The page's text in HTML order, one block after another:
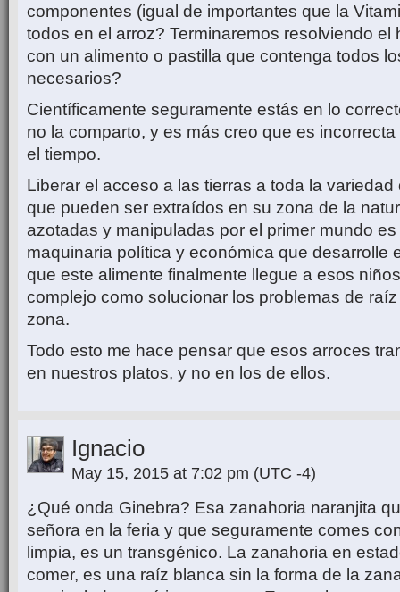
componentes (igual de importantes que la
todos en el arroz? Terminaremos resolviendo el
con un alimento o pastilla que contenga todos
necesarios?
Científicamente seguramente estás en lo
no la comparto, y es más creo que es
el tiempo.
Liberar el acceso a las tierras a toda la
que pueden ser extraídos en su zona de la
azotadas y manipuladas por el primer mundo
maquinaria política y económica que desarrolle
que este alimente finalmente llegue a esos
complejo como solucionar los problemas de
zona.
Todo esto me hace pensar que esos arroces
en nuestros platos, y no en los de ellos.
Ignacio
May 15, 2015 at 7:02 pm (UTC -4)
¿Qué onda Ginebra? Esa zanahoria naranjita
señora en la feria y que seguramente comes
limpia, es un transgénico. La zanahoria en
comer, es una raíz blanca sin la forma de la